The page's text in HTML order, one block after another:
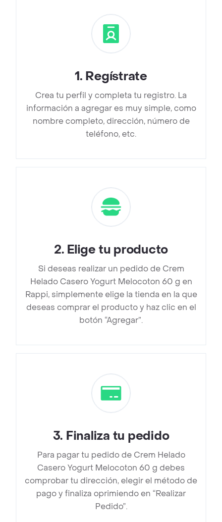
1. Regístrate
Crea tu perfil y completa tu registro. La
información a agregar es muy simple, como
nombre completo, dirección, número de
teléfono, etc.
2. Elige tu producto
Si deseas realizar un pedido de Crem
Helado Casero Yogurt Melocoton 60 g en
Rappi, simplemente elige la tienda en la que
deseas comprar el producto y haz clic en el
botón “Agregar”.
3. Finaliza tu pedido
Para pagar tu pedido de Crem Helado
Casero Yogurt Melocoton 60 g debes
comprobar tu dirección, elegir el método de
pago y finaliza oprimiendo en “Realizar
Pedido”.